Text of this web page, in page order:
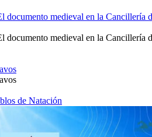
documento medieval en la Cancillería
documento medieval en la Cancillería
de Natación